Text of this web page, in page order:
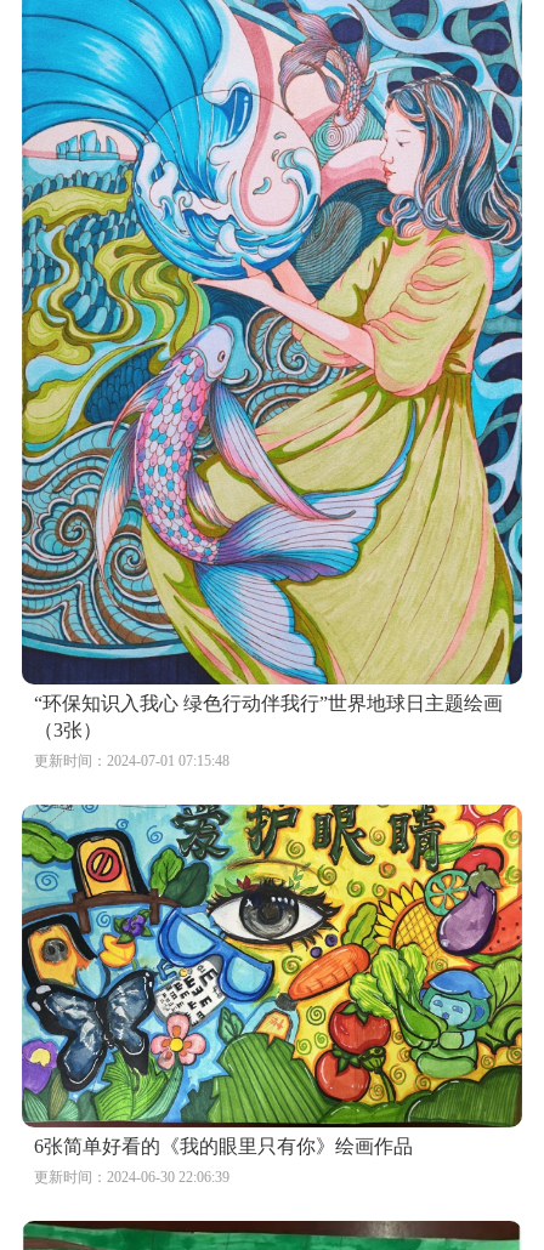
“环保知识入我心 绿色行动伴我行”世界地球日主题绘画
（3张）
更新时间：2024-07-01 07:15:48
6张简单好看的《我的眼里只有你》绘画作品
更新时间：2024-06-30 22:06:39